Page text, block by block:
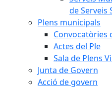
de Serveis
Plens municipals
Convocatòries
Actes del Ple
Sala de Plens
Junta de Govern
Acció de govern